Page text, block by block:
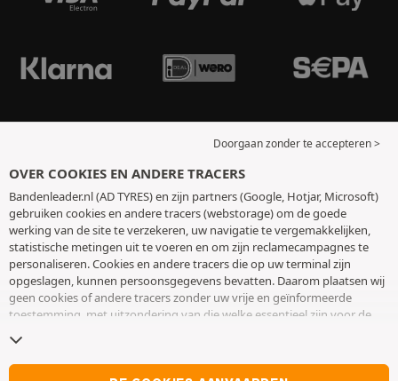
Doorgaan zonder te accepteren >
OVER COOKIES EN ANDERE TRACERS
Bandenleader.nl (AD TYRES) en zijn partners (Google, Hotjar, Microsoft)
gebruiken cookies en andere tracers (webstorage) om de goede
werking van de site te verzekeren, uw navigatie te vergemakkelijken,
statistische metingen uit te voeren en om zijn reclamecampagnes te
personaliseren. Cookies en andere tracers die op uw terminal zijn
opgeslagen, kunnen persoonsgegevens bevatten. Daarom plaatsen wij
geen cookies of andere tracers zonder uw vrije en geïnformeerde
toestemming, met uitzondering van die welke essentieel zijn voor de
toestemming op elk moment intrekken door naar de pagina over
cookies en andere tracerste gaan. U kunt ervoor kiezen om verder te